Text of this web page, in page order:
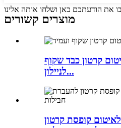
את הודעתכם כאן ושלחו אותה אלינו
מוצרים קשורים
קרטון כבד שקוף
לניילון...
קופסת קרטון